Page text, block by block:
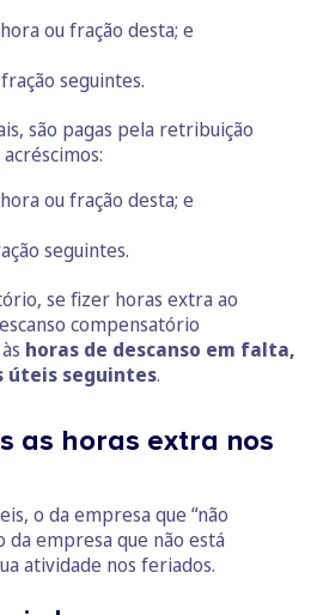
ou fração desta; e
seguintes.
são pagas pela retribuição
ou fração desta; e
seguintes.
se fizer horas extra ao
compensatório
horas de descanso em falta,
úteis seguintes.
as horas extra nos
o da empresa que “não
da empresa que não está
atividade nos feriados.